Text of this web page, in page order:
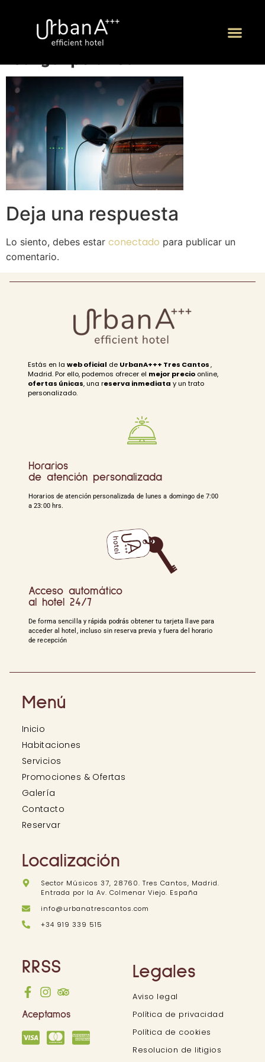
carga-publica
Deja una respuesta
Lo siento, debes estar conectado para publicar un
comentario.
Estás en laweb oficial de UrbanA+++ Tres Cantos,
Madrid. Por ello, podemos ofrecer el mejor precio online,
ofertas únicas, una reserva inmediata y un trato
personalizado.
Horarios
de atención personalizada
Horarios de atención personalizada de lunes a domingo de 7:00
a 23:00 hrs.
Acceso automático
al hotel 24/7
De forma sencilla y rápida podrás obtener tu tarjeta llave para
acceder al hotel, incluso sin reserva previa y fuera del horario
de recepción
Menú
Inicio
Habitaciones
Servicios
Promociones & Ofertas
Galería
Contacto
Reservar
Localización
Sector Músicos 37, 28760. Tres Cantos, Madrid.
Entrada por la Av. Colmenar Viejo. España
info@urbanatrescantos.com
+34 919 339 515
RRSS
Aceptamos
Legales
Aviso legal
Política de privacidad
Política de cookies
Resolucion de litigios